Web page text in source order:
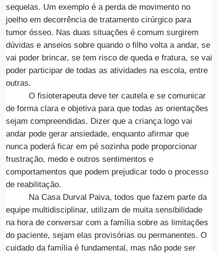
sequelas. Um exemplo é a perda de movimento no
joelho em decorrência de tratamento cirúrgico para
tumor ósseo. Nas duas situações é comum surgirem
dúvidas e anseios sobre quando o filho volta a andar, se
vai poder brincar, se tem risco de queda e fratura, se vai
poder participar de todas as atividades na escola, entre
outras.
O fisioterapeuta deve ter cautela e se comunicar
de forma clara e objetiva para que todas as orientações
sejam compreendidas. Dizer que a criança logo vai
andar pode gerar ansiedade, enquanto afirmar que
nunca poderá ficar em pé sozinha pode proporcionar
frustração, medo e outros sentimentos e
comportamentos que podem prejudicar todo o processo
de reabilitação.
Na Casa Durval Paiva, todos que fazem parte da
equipe multidisciplinar, utilizam de muita sensibilidade
na hora de conversar com a família sobre as limitações
do paciente, sejam elas provisórias ou permanentes. O
cuidado da família é fundamental, mas não pode ser